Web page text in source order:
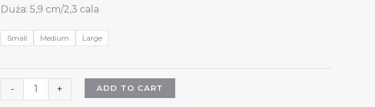
Duża: 5,9 cm/2,3 cala
Small Medium Large
-
szt.
+ ADD TO CART